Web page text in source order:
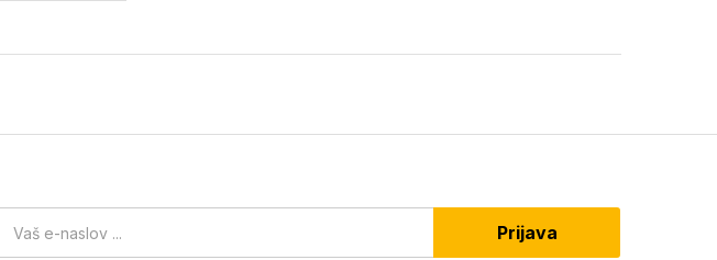
Prijava